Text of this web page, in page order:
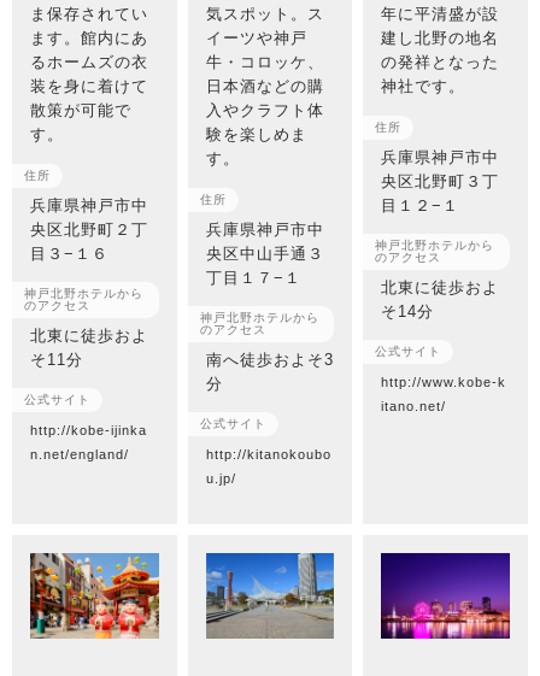
ま保存されてい
ます。館内にあ
るホームズの衣
装を身に着けて
散策が可能で
す。
住所
兵庫県神戸市中
央区北野町２丁
目３−１６
神戸北野ホテルから
のアクセス
北東に徒歩およ
そ11分
公式サイト
http://kobe-ijinka
n.net/england/
気スポット。ス
イーツや神戸
牛・コロッケ、
日本酒などの購
入やクラフト体
験を楽しめま
す。
住所
兵庫県神戸市中
央区中山手通３
丁目１７−１
神戸北野ホテルから
のアクセス
南へ徒歩およそ3
分
公式サイト
http://kitanokoubo
u.jp/
年に平清盛が設
建し北野の地名
の発祥となった
神社です。
住所
兵庫県神戸市中
央区北野町３丁
目１２−１
神戸北野ホテルから
のアクセス
北東に徒歩およ
そ14分
公式サイト
http://www.kobe-k
itano.net/